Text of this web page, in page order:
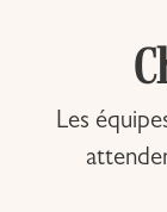
Les